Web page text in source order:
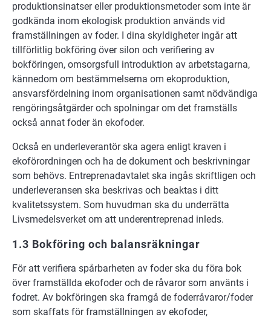
produktionsinatser eller produktionsmetoder som inte är
godkända inom ekologisk produktion används vid
framställningen av foder. I dina skyldigheter ingår att
tillförlitlig bokföring över silon och verifiering av
bokföringen, omsorgsfull introduktion av arbetstagarna,
kännedom om bestämmelserna om ekoproduktion,
ansvarsfördelning inom organisationen samt nödvändiga
rengöringsåtgärder och spolningar om det framställs
också annat foder än ekofoder.
Också en underleverantör ska agera enligt kraven i
ekoförordningen och ha de dokument och beskrivningar
som behövs. Entreprenadavtalet ska ingås skriftligen och
underleveransen ska beskrivas och beaktas i ditt
kvalitetssystem. Som huvudman ska du underrätta
Livsmedelsverket om att underentreprenad inleds.
1.3 Bokföring och balansräkningar
För att verifiera spårbarheten av foder ska du föra bok
över framställda ekofoder och de råvaror som använts i
fodret. Av bokföringen ska framgå de foderråvaror/foder
som skaffats för framställningen av ekofoder,